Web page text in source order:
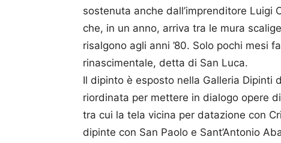
sostenuta anche dall’imprenditore Luigi
che, in un anno, arriva tra le mura
risalgono agli anni ’80. Solo pochi mesi
rinascimentale, detta di San Luca.
Il dipinto è esposto nella Galleria Dipinti
riordinata per mettere in dialogo opere
tra cui la tela vicina per datazione con
dipinte con San Paolo e Sant’Antonio